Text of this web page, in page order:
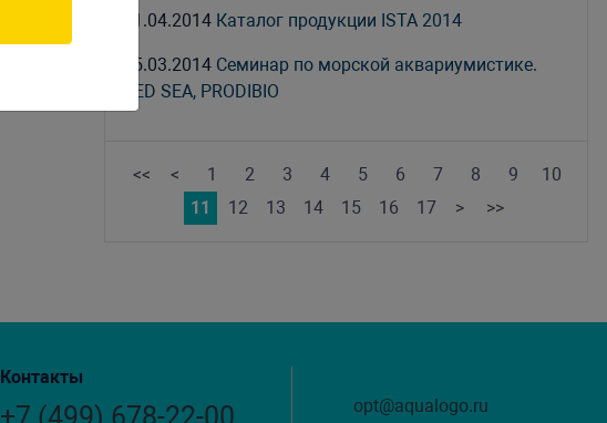
01.04.2014 Каталог продукции ISTA 2014
25.03.2014 Семинар по морской аквариумистике.
RED SEA, PRODIBIO
<< < 1 2 3 4 5 6 7 8 9
10
11
12 13 14 15 16 17 > >>
Контакты
opt@aqualogo.ru